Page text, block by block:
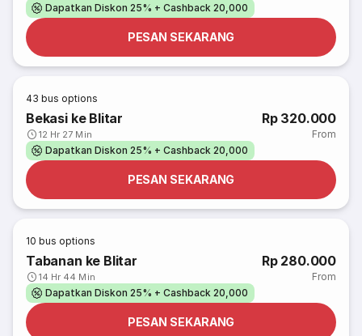
Dapatkan Diskon 25% + Cashback 20,000
PESAN SEKARANG
43 bus options
Bekasi ke Blitar
12 Hr 27 Min
Rp 320.000
From
Dapatkan Diskon 25% + Cashback 20,000
PESAN SEKARANG
10 bus options
Tabanan ke Blitar
14 Hr 44 Min
Rp 280.000
From
Dapatkan Diskon 25% + Cashback 20,000
PESAN SEKARANG